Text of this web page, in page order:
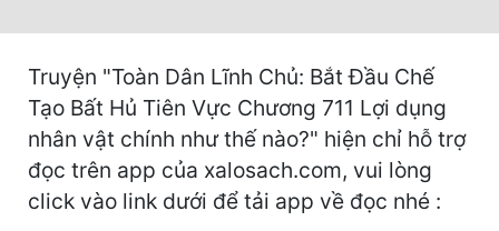
Kỳ Ảo
Linh Dị
Làm Giàu
Lịch Sử
Mưu Mô
Truyện "Toàn Dân Lĩnh Chủ: Bắt Đầu Chế
Tạo Bất Hủ Tiên Vực Chương 711 Lợi dụng
nhân vật chính như thế nào?" hiện chỉ hỗ trợ
đọc trên app của xalosach.com, vui lòng
click vào link dưới để tải app về đọc nhé :